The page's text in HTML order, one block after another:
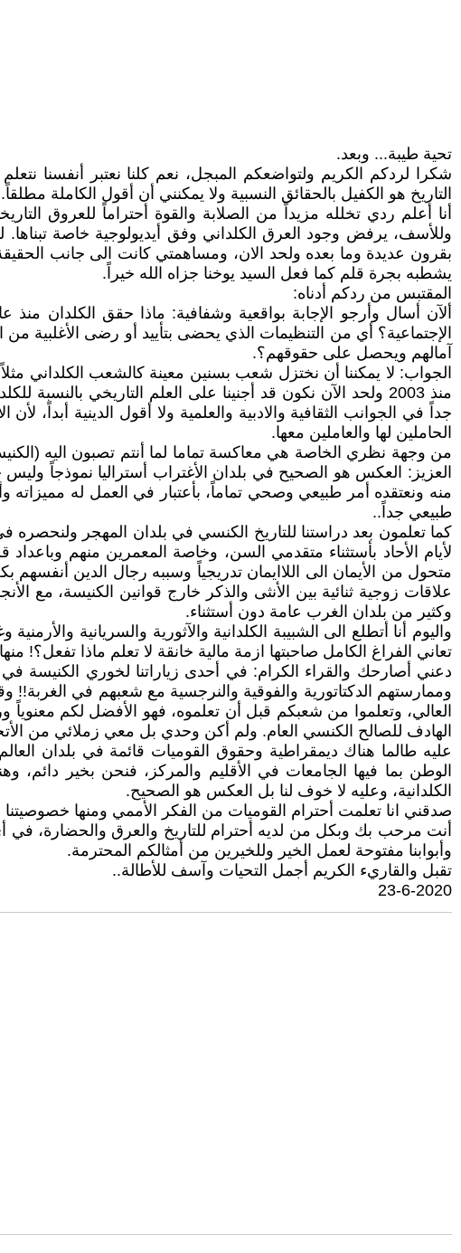
تحية طيبة... وبعد.
شكرا لردكم الكريم ولتواضعكم المبجل، نعم كلنا نعتبر أنفسنا
التاريخ هو الكفيل بالحقائق النسبية ولا يمكنني أن أقول الكاملة مطلقاً.
أنا أعلم ردي تخلله مزيداً من الصلابة والقوة أحتراماً للعروق
وللأسف، يرفض وجود العرق الكلداني وفق أيديولوجية خاصة
بقرون عديدة وما بعده ولحد الان، ومساهمتي كانت الى جانب الحقيقة
يشطبه بجرة قلم كما فعل السيد يوخنا جزاه الله خيراً.
المقتبس من ردكم أدناه:
الإجتماعية؟ أي من التنظيمات الذي يحضى بتأييد أو رضى
آمالهم ويحصل على حقوقهم؟.
الجواب: لا يمكننا أن نختزل شعب بسنين معينة كالشعب الكلداني
منذ 2003 ولحد الآن نكون قد أجنينا على العلم التاريخي
جداً في الجوانب الثقافية والادبية والعلمية ولا أقول الدينية
الحاملين لها والعاملين معها.
من وجهة نظري الخاصة هي معاكسة تماما لما أنتم تصبون اليه
العزيز: العكس هو الصحيح في بلدان الأغتراب أستراليا نموذجاً
منه ونعتقده أمر طبيعي وصحي تماماً، بأعتبار في العمل له مميزاته
طبيعي جداً..
كما تعلمون بعد دراستنا للتاريخ الكنسي في بلدان المهجر ولنحصره في
لأيام الأحاد بأستثناء متقدمي السن، وخاصة المعمرين منهم
متحول من الأيمان الى اللاايمان تدريجياً وسببه رجال الدين
علاقات زوجية ثنائية بين الأنثى والذكر خارج قوانين الكنيسة، مع
وكثير من بلدان الغرب عامة دون أستثناء.
واليوم أنا أتطلع الى الشبيبة الكلدانية والآثورية والسريانية
تعاني الفراغ الكامل صاحبتها ازمة مالية خانقة لا تعلم ماذا تفعل؟!
دعني أصارحك والقراء الكرام: في أحدى زياراتنا لخوري الكنيسة
وممارستهم الدكتاتورية والفوقية والنرجسية مع شعبهم في
العالي، وتعلموا من شعبكم قبل أن تعلموه، فهو الأفضل لكم معنوياً
الهادف للصالح الكنسي العام. ولم أكن وحدي بل معي زملائي من
عليه طالما هناك ديمقراطية وحقوق القوميات قائمة في بلدان
الوطن بما فيها الجامعات في الأقليم والمركز، فنحن بخير دائم،
الكلدانية، وعليه لا خوف لنا بل العكس هو الصحيح.
صدقني انا تعلمت أحترام القوميات من الفكر الأممي ومنها خصوصيتنا
أنت مرحب بك وبكل من لديه أحترام للتاريخ والعرق والحضارة، في
وأبوابنا مفتوحة لعمل الخير وللخيرين من أمثالكم المحترمة.
تقبل والقاريء الكريم أجمل التحيات وآسف للأطالة..
23-6-2020